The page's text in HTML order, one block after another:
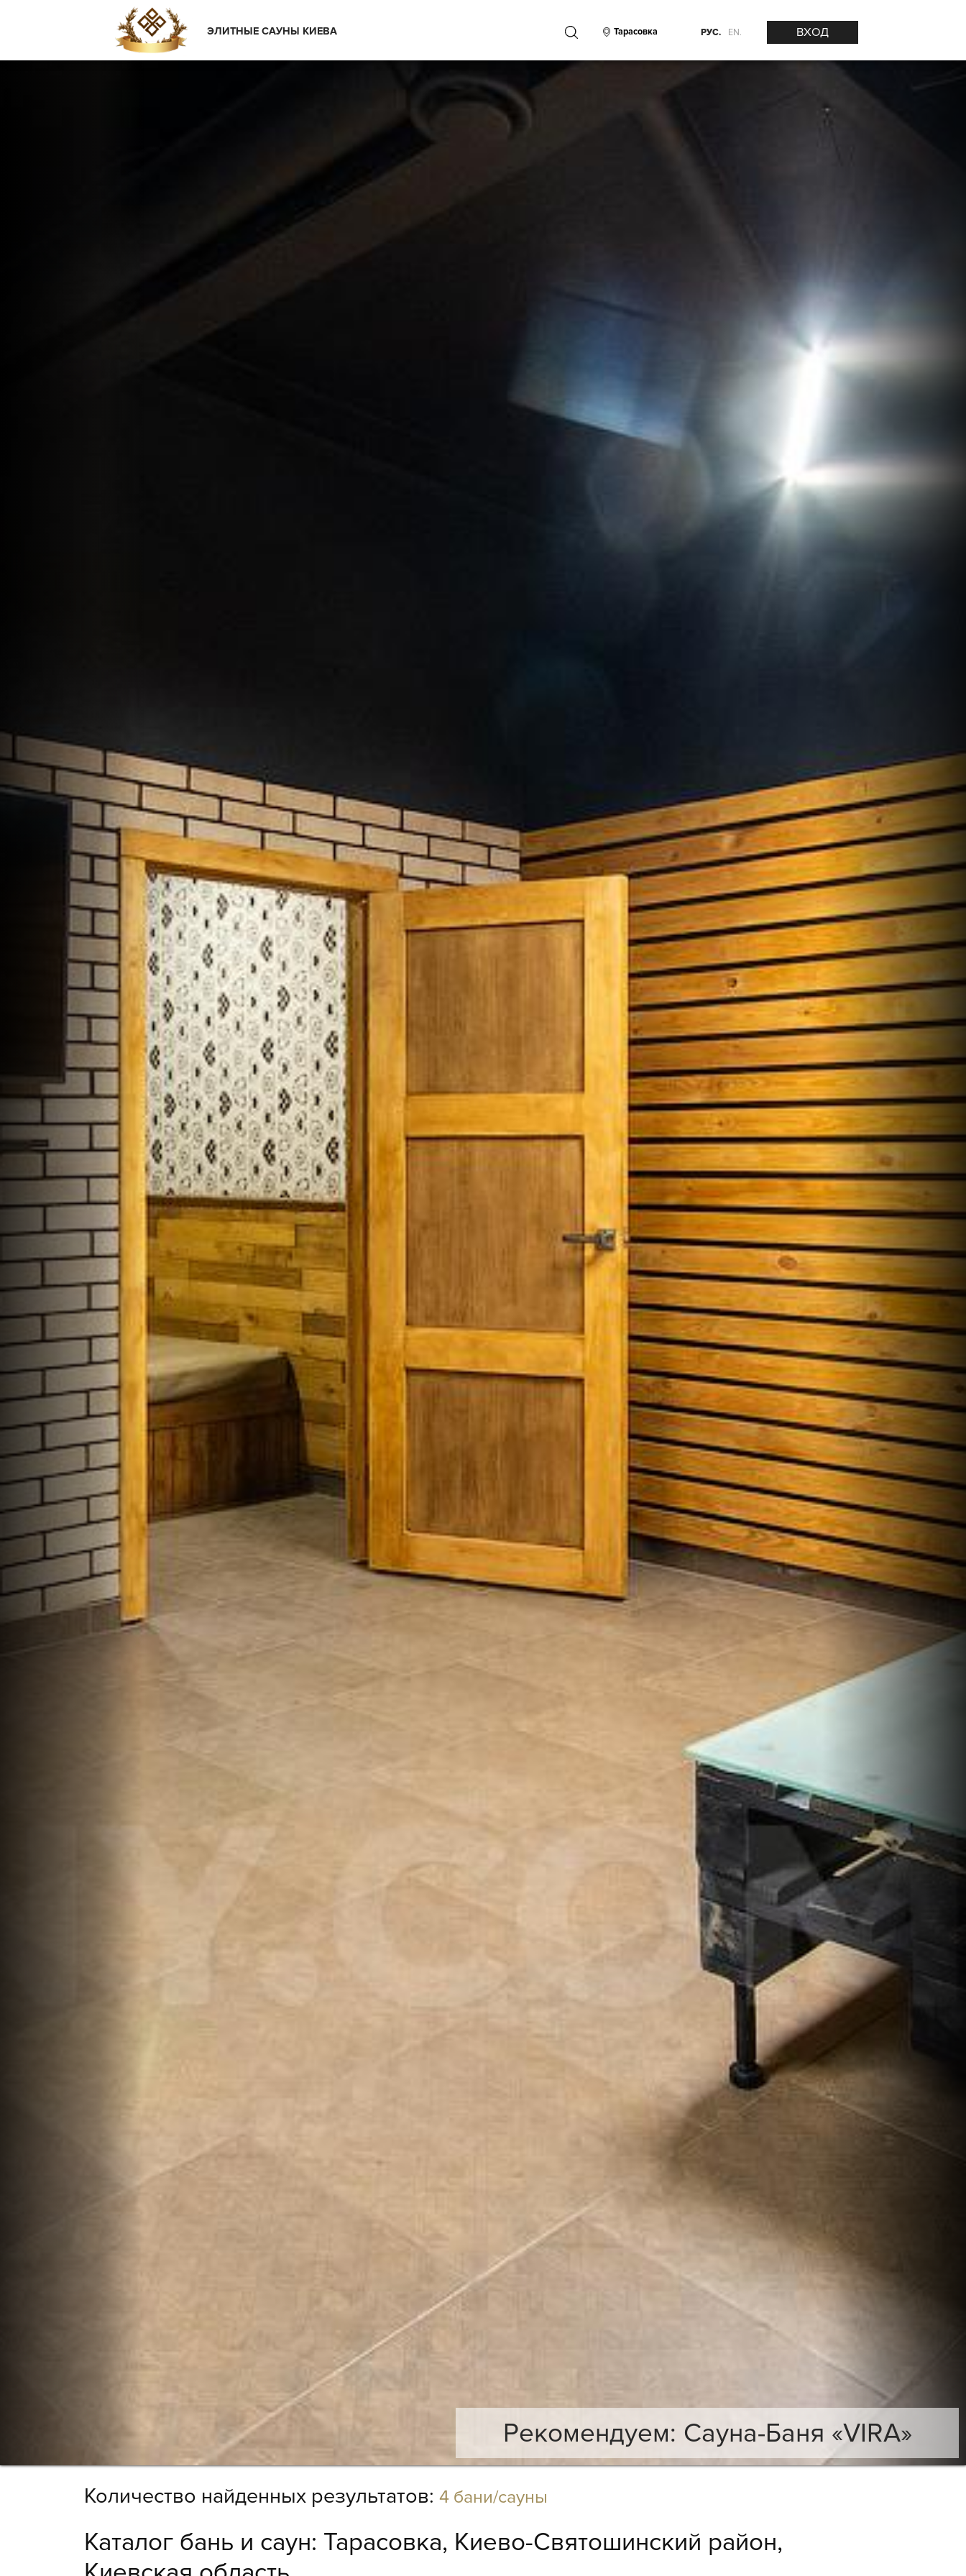
ЭЛИТНЫЕ САУНЫ КИЕВА Тарасовка РУС. EN. ВХОД
Рекомендуем: Сауна-Баня «VIRA»
Количество найденных результатов: 4 бани/сауны
Каталог бань и саун: Тарасовка, Киево-Святошинский район,